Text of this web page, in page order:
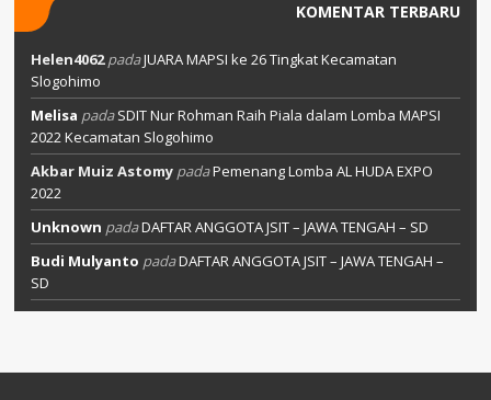
KOMENTAR TERBARU
Helen4062padaJUARA MAPSI ke 26 Tingkat Kecamatan
Slogohimo
Melisa padaSDIT Nur Rohman Raih Piala dalam Lomba MAPSI
2022 Kecamatan Slogohimo
Akbar Muiz Astomy padaPemenang Lomba AL HUDA EXPO
2022
Unknown padaDAFTAR ANGGOTA JSIT – JAWA TENGAH – SD
Budi Mulyanto padaDAFTAR ANGGOTA JSIT – JAWA TENGAH –
SD